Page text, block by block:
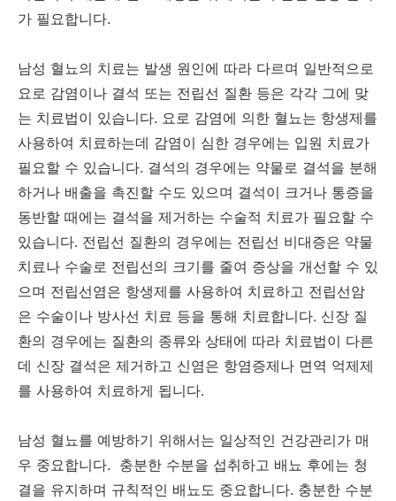
가 필요합니다.
남성 혈뇨의 치료는 발생 원인에 따라 다르며 일반적으로
요로 감염이나 결석 또는 전립선 질환 등은 각각 그에 맞
는 치료법이 있습니다. 요로 감염에 의한 혈뇨는 항생제를
사용하여 치료하는데 감염이 심한 경우에는 입원 치료가
필요할 수 있습니다. 결석의 경우에는 약물로 결석을 분해
하거나 배출을 촉진할 수도 있으며 결석이 크거나 통증을
동반할 때에는 결석을 제거하는 수술적 치료가 필요할 수
있습니다. 전립선 질환의 경우에는 전립선 비대증은 약물
치료나 수술로 전립선의 크기를 줄여 증상을 개선할 수 있
으며 전립선염은 항생제를 사용하여 치료하고 전립선암
은 수술이나 방사선 치료 등을 통해 치료합니다. 신장 질
환의 경우에는 질환의 종류와 상태에 따라 치료법이 다른
데 신장 결석은 제거하고 신염은 항염증제나 면역 억제제
를 사용하여 치료하게 됩니다.
남성 혈뇨를 예방하기 위해서는 일상적인 건강관리가 매
우 중요합니다. 충분한 수분을 섭취하고 배뇨 후에는 청
결을 유지하며 규칙적인 배뇨도 중요합니다. 충분한 수분